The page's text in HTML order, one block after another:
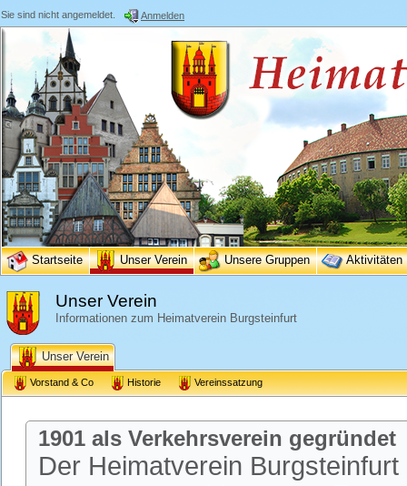
Sie sind nicht angemeldet. Anmelden
Startseite Unser Verein Unsere Gruppen Aktivitäten
Unser Verein
Informationen zum Heimatverein Burgsteinfurt
Unser Verein
Vorstand & Co Historie Vereinssatzung
1901 als Verkehrsverein gegründet
Der Heimatverein Burgsteinfurt